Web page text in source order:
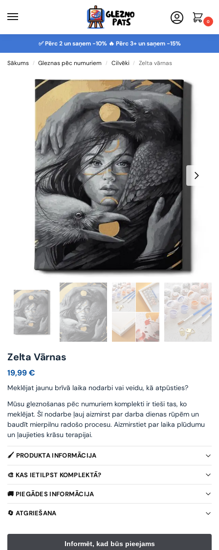
0
✅ Pērc 2 un saņem -10% 🔥 Pērc 3+ un saņem -15%
Sākums / Gleznas pēc numuriem / Cilvēki / Zelta vārnas
Zelta Vārnas
19,99€
Meklējat jaunu brīvā laika nodarbi vai veidu, kā atpūsties?
Mūsu gleznošanas pēc numuriem komplekti ir tieši tas, ko
meklējat. Šī nodarbe ļauj aizmirst par darba dienas rūpēm un
baudīt mierpilnu radošo procesu. Aizmirstiet par laika plūdumu
un ļaujieties krāsu terapijai.
🖌️ PRODUKTA INFORMĀCIJA
🎨 KAS IETILPST KOMPLEKTĀ?
🚚 PIEGĀDES INFORMĀCIJA
🔄 ATGRIEŠANA